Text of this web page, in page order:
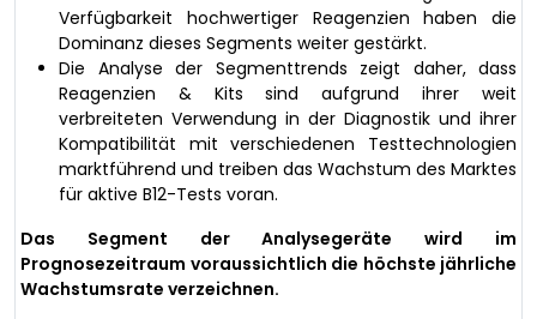
Verfügbarkeit hochwertiger Reagenzien haben die
Dominanz dieses Segments weiter gestärkt.
Die Analyse der Segmenttrends zeigt daher, dass
Reagenzien & Kits sind aufgrund ihrer weit
verbreiteten Verwendung in der Diagnostik und ihrer
Kompatibilität mit verschiedenen Testtechnologien
marktführend und treiben das Wachstum des Marktes
für aktive B12-Tests voran.
Das Segment der Analysegeräte wird im
Prognosezeitraum voraussichtlich die höchste jährliche
Wachstumsrate verzeichnen.